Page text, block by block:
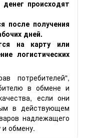
происходят
после получения
дней.
на карту или
логистических
потребителей",
в обмене и
если они
в действующем
надлежащего
обмену.